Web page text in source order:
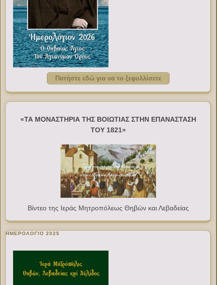
Πατήστε εδώ για να το ξεφυλλίσετε
«ΤΑ ΜΟΝΑΣΤΗΡΙΑ ΤΗΣ ΒΟΙΩΤΙΑΣ ΣΤΗΝ ΕΠΑΝΑΣΤΑΣΗ
ΤΟΥ 1821»
Βίντεο της Ιεράς Μητροπόλεως Θηβών και Λεβαδείας
ΗΜΕΡΟΛΟΓΙΟ 2025